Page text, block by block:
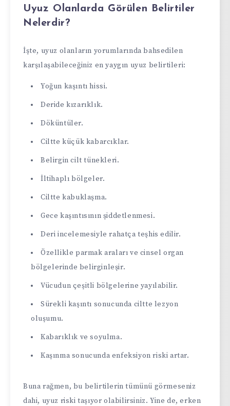
Uyuz Olanlarda Görülen Belirtiler
Nelerdir?
İşte, uyuz olanların yorumlarında bahsedilen
karşılaşabileceğiniz en yaygın uyuz belirtileri:
Yoğun kaşıntı hissi.
Deride kızarıklık.
Döküntüler.
Ciltte küçük kabarcıklar.
Belirgin cilt tünekleri.
İltihaplı bölgeler.
Ciltte kabuklaşma.
Gece kaşıntısının şiddetlenmesi.
Deri incelemesiyle rahatça teşhis edilir.
Özellikle parmak araları ve cinsel organ
bölgelerinde belirginleşir.
Vücudun çeşitli bölgelerine yayılabilir.
Sürekli kaşıntı sonucunda ciltte lezyon
oluşumu.
Kabarıklık ve soyulma.
Kaşınma sonucunda enfeksiyon riski artar.
Buna rağmen, bu belirtilerin tümünü görmeseniz
dahi, uyuz riski taşıyor olabilirsiniz. Yine de, erken